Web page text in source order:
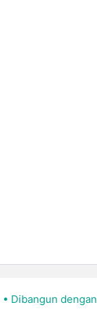
• Dibangun dengan